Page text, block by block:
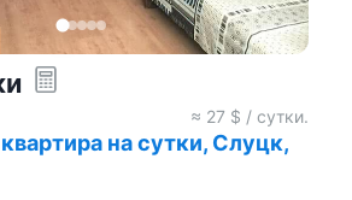
≈ 27 $ / сутки.
на сутки, Слуцк,